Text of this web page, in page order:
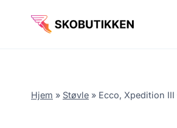
Hjem » Støvle » Ecco, Xpedition III